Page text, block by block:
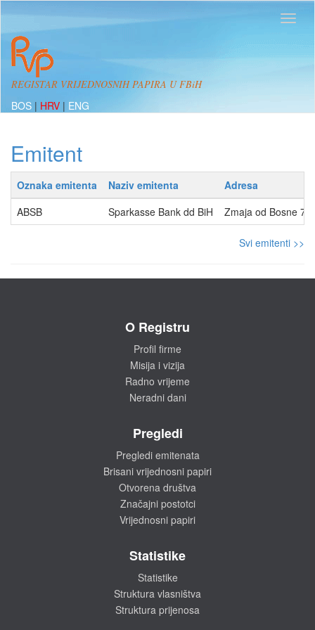
REGISTAR VRIJEDNOSNIH PAPIRA U FBiH
BOS | HRV | ENG
Emitent
Oznaka emitenta Naziv emitenta
Adresa
ABSB
Sparkasse Bank dd BiH Zmaja od Bosne 7,
Svi emitenti >>
O Registru
Profil firme
Misija i vizija
Radno vrijeme
Neradni dani
Pregledi
Pregledi emitenata
Brisani vrijednosni papiri
Otvorena društva
Značajni postotci
Vrijednosni papiri
Statistike
Statistike
Struktura vlasništva
Struktura prijenosa